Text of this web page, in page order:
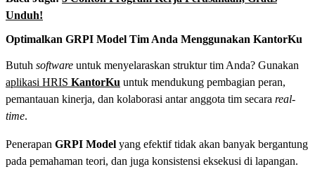
Unduh!
Optimalkan GRPI Model Tim Anda Menggunakan KantorKu
Butuh software untuk menyelaraskan struktur tim Anda? Gunakan
aplikasi HRIS KantorKu untuk mendukung pembagian peran,
pemantauan kinerja, dan kolaborasi antar anggota tim secara real-
time.
Penerapan GRPI Model yang efektif tidak akan banyak bergantung
pada pemahaman teori, dan juga konsistensi eksekusi di lapangan.